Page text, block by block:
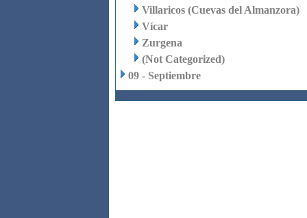
Villaricos (Cuevas del Almanzora)
Vícar
Zurgena
(Not Categorized)
09 - Septiembre